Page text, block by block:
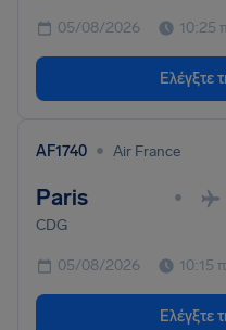
05/08/2026 10:25
Ελέγξτε
AF1740 • Air France
Paris •
CDG
05/08/2026 10:15
Ελέγξτε